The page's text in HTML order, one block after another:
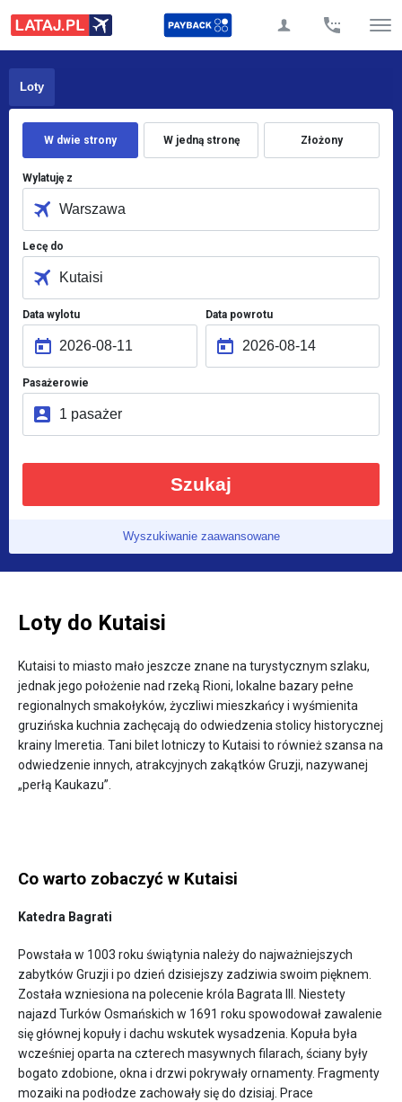
Loty
W dwie strony W jedną stronę Złożony
Wylatuję z
Lecę do
Data wylotu Data powrotu
Pasażerowie
Szukaj
Wyszukiwanie zaawansowane
Loty do Kutaisi
Kutaisi to miasto mało jeszcze znane na turystycznym szlaku,
jednak jego położenie nad rzeką Rioni, lokalne bazary pełne
regionalnych smakołyków, życzliwi mieszkańcy i wyśmienita
gruzińska kuchnia zachęcają do odwiedzenia stolicy historycznej
krainy Imeretia. Tani bilet lotniczy to Kutaisi to również szansa na
odwiedzenie innych, atrakcyjnych zakątków Gruzji, nazywanej
„perłą Kaukazu”.
Co warto zobaczyć w Kutaisi
Katedra Bagrati
Powstała w 1003 roku świątynia należy do najważniejszych
zabytków Gruzji i po dzień dzisiejszy zadziwia swoim pięknem.
Została wzniesiona na polecenie króla Bagrata III. Niestety
najazd Turków Osmańskich w 1691 roku spowodował zawalenie
się głównej kopuły i dachu wskutek wysadzenia. Kopuła była
wcześniej oparta na czterech masywnych filarach, ściany były
bogato zdobione, okna i drzwi pokrywały ornamenty. Fragmenty
mozaiki na podłodze zachowały się do dzisiaj. Prace